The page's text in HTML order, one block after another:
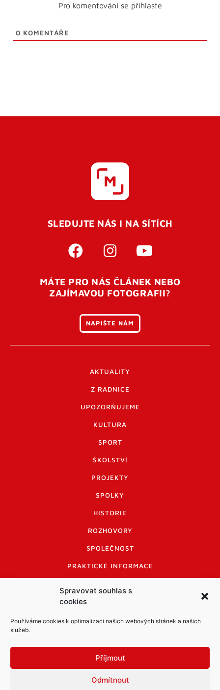
Spravovat souhlas s
cookies
Používáme cookies k optimalizaci našich webových stránek a našich
služeb.
Příjmout
Odmítnout
Pro komentování se přihlaste
0 KOMENTÁŘE
SLEDUJTE NÁS I NA SÍTÍCH
MÁTE PRO NÁS ČLÁNEK NEBO
ZAJÍMAVOU FOTOGRAFII?
NAPIŠTE NÁM
AKTUALITY
Z RADNICE
UPOZORŇUJEME
KULTURA
SPORT
ŠKOLSTVÍ
PROJEKTY
SPOLKY
HISTORIE
ROZHOVORY
SPOLEČNOST
PRAKTICKÉ INFORMACE
INFORMACE A KODEX DISKUTUJÍCÍCH
LOGO A LOGO MANUÁL
Informace o zpracování osobních údajů